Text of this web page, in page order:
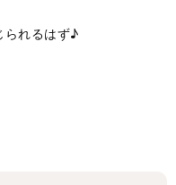
られるはず♪